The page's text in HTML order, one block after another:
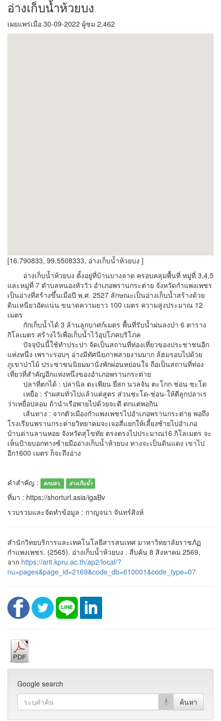
อ่างเก็บน้ำห้วยบง
เผยแพร่เมื่อ 30-09-2022 ผู้ชม 2,462
[16.790833, 99.5508333, อ่างเก็บน้ำห้วยบง ]
อ่างเก็บน้ำห้วยบง ตั้งอยู่ที่บ้านบางลาด ครอบคลุมพื้นที่ หมู่ที่ 3,4,5
และหมู่ที่ 7 ตำบลหนองหัววัว อำเภอพรานกระต่าย จังหวัดกำแพงเพชร
เป็นอ่างที่สร้างขึ้นเมื่อปี พ.ศ. 2527 ลักษณะเป็นอ่างเก็บน้ำสร้างด้วย
ดินเหนียวอัดแน่น ขนาดความยาว 100 เมตร ความสูงประมาณ 12
เมตร
กักเก็บน้ำได้ 3 ล้านลูกบาศก์เมตร พื้นที่รับน้ำฝนลงป่า 6 ตาราง
กิโลเมตร สร้างไว้เพื่อเก็บน้ำไว้อุปโภคบริโภค
ปัจจุบันนี้ใช้ทำประปา จัดเป็นสถานที่ท่องเที่ยวของประชาชนอีก
แห่งหนึ่ง เพราะรอบๆ อ่างมีทัศนียภาพสวยงามมาก ล้ฮมรอบไปด้วย
ภูเขาป่าไม้ ประชาชนนิยมมานั่งพักผ่อนหย่อนใจ ถือเป็นสถานที่ท่อง
เที่ยวที่สำคัญอีกแห่งหนึ่งของอำเภอพรานกระต่าย
ปลาที่ตกได้ : ปลานิล ตะเพียน ยี่สก นวลจัน ตะโกก ช่อน ชะโด
เหยื่อ : รำผสมทั่วไปแล้วแต่สูตร ส่วนชะโด-ช่อน-ให้ตีลูกปลาเร
ว่าเหยื่อปลอม ถ้านำเรือพายไปด้วยจะดี ตกแต่พอกิน
เส้นทาง : จากตัวเมืองกำแพงเพชรไปอำเภอพรานกระต่าย พอถึง
โรงเรียนพรานกระต่ายวิทยาคมจะเจอสี่แยกให้เลี้ยงซ้ายไปอำเภอ
บ้านด่านลานหอย จังหวัดสุโขทัย ตรงตรงไปประมาณ16 กิโลเมตร จะ
เห็นป้ายบอกทางซ้ายมืออ่างเก็บน้ำห้วยบง ทางจะเป็นดินแดง เขาไป
อีก1600 เมตร ก็จะถึงอ่าง
คำสำคัญ : ตกปลา, อ่างเก็บน้ำ
ที่มา : https://shorturl.asia/igaBv
รวบรวมและจัดทำข้อมูล : กาญจนา จันทร์สิงห์
สำนักวิทยบริการและเทคโนโลยีสารสนเทศ มาหาวิทยาลัยราชภัฏ
กำแพงเพชร. (2565). อ่างเก็บน้ำห้วยบง . สืบค้น 8 สิงหาคม 2569,
จาก https://arit.kpru.ac.th/ap2/local/?
nu=pages&page_id=2169&code_db=610001&code_type=07
Google search